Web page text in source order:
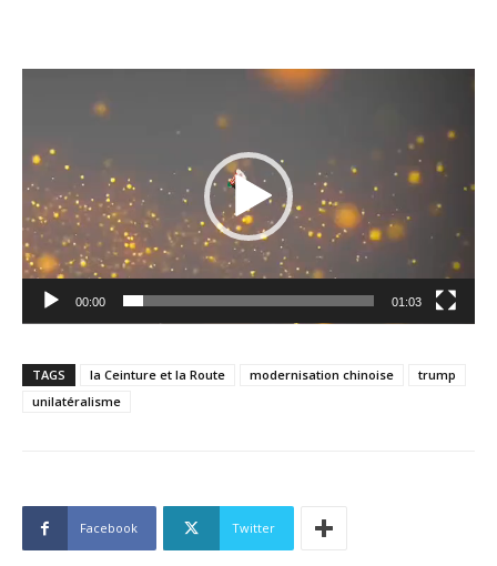
Lecteur
00:00 01:03
TAGS la Ceinture et la Route modernisation chinoise
trump
unilatéralisme
Facebook Twitter